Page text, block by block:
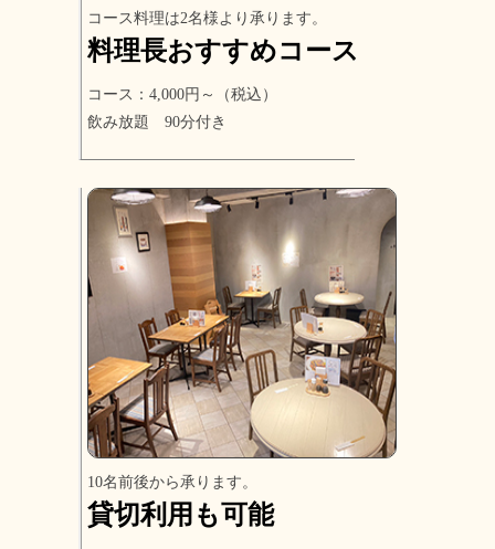
コース料理は2名様より承ります。
料理長おすすめコース
コース：4,000円～（税込）
飲み放題 90分付き
10名前後から承ります。
貸切利用も可能